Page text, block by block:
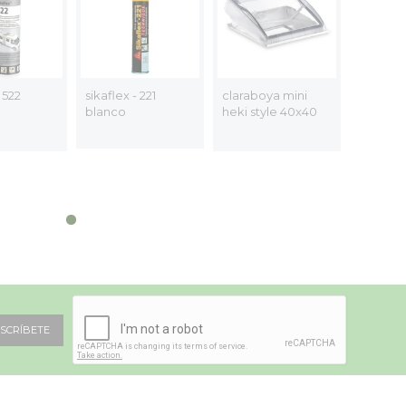
sikaflex - 221
blanco
claraboya mini
heki style 40x40